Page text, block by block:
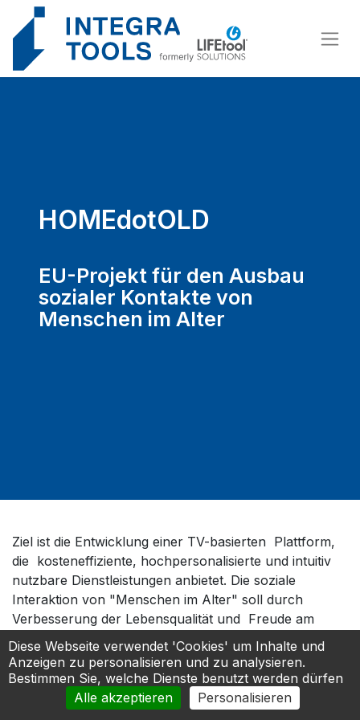
HOMEdotOLD
EU-Projekt für den Ausbau
sozialer Kontakte von
Menschen im Alter
Ziel ist die Entwicklung einer TV-basierten Plattform,
die kosteneffiziente, hochpersonalisierte und intuitiv
nutzbare Dienstleistungen anbietet. Die soziale
Interaktion von "Menschen im Alter" soll durch
Verbesserung der Lebensqualität und Freude am
eigenen Zuhause weiter ausgebaut werden.
Motivation
Höhere Lebensqualität für Menschen im Alter und
Cookie-Einstellungen
Diese Webseite verwendet 'Cookies' um Inhalte und
Anzeigen zu personalisieren und zu analysieren.
Bestimmen Sie, welche Dienste benutzt werden dürfen
Alle akzeptieren
Personalisieren